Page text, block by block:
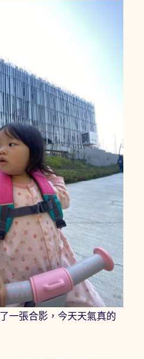
一張合影，今天天氣真的